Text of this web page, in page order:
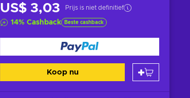
US$ 3,03 Prijs is niet definitief
14% Cashback Beste cashback
Koop nu